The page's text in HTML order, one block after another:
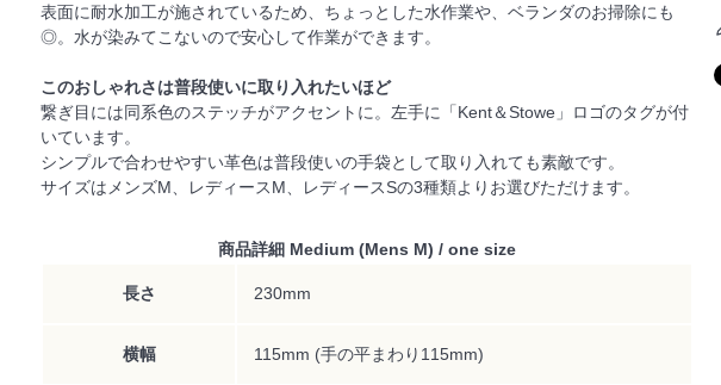
表面に耐水加工が施されているため、ちょっとした水作業や、ベランダのお掃除にも
◎。水が染みてこないので安心して作業ができます。
このおしゃれさは普段使いに取り入れたいほど
繋ぎ目には同系色のステッチがアクセントに。左手に「Kent＆Stowe」ロゴのタグが付
いています。
シンプルで合わせやすい革色は普段使いの手袋として取り入れても素敵です。
サイズはメンズM、レディースM、レディースSの3種類よりお選びただけます。
商品詳細 Medium (Mens M) / one size
長さ 230mm
横幅 115mm (手の平まわり115mm)